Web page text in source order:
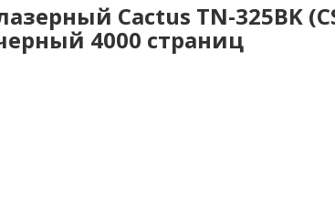
Cactus TN-325BK
4000 страниц